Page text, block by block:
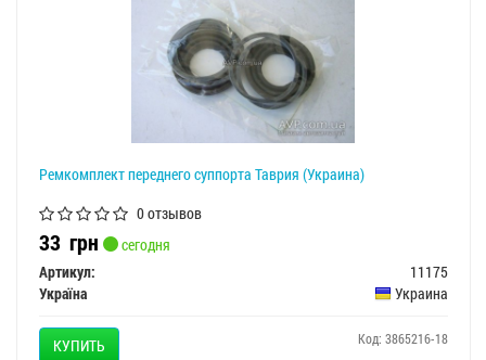
Ремкомплект переднего суппорта Таврия (Украина)
0 отзывов
33 грн
сегодня
Артикул:
11175
Україна
Украина
КУПИТЬ Код: 3865216-18